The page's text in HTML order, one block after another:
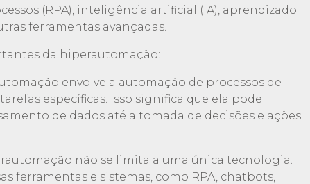
(RPA), inteligência artificial (IA), aprendizado
ferramentas avançadas.
da hiperautomação:
envolve a automação de processos de
específicas. Isso significa que ela pode
de dados até a tomada de decisões e ações
não se limita a uma única tecnologia.
ferramentas e sistemas, como RPA, chatbots,